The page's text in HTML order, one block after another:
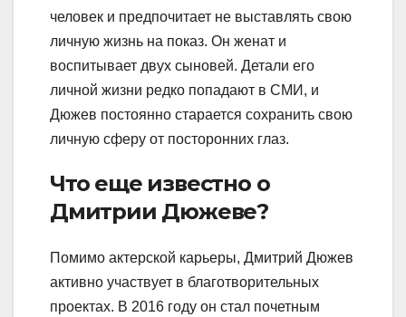
человек и предпочитает не выставлять свою
личную жизнь на показ. Он женат и
воспитывает двух сыновей. Детали его
личной жизни редко попадают в СМИ, и
Дюжев постоянно старается сохранить свою
личную сферу от посторонних глаз.
Что еще известно о
Дмитрии Дюжеве?
Помимо актерской карьеры, Дмитрий Дюжев
активно участвует в благотворительных
проектах. В 2016 году он стал почетным